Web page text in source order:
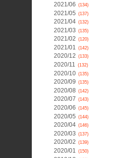
2021/06 (134)
2021/05 (137)
2021/04 (132)
2021/03 (135)
2021/02 (120)
2021/01 (142)
2020/12 (133)
2020/11 (132)
2020/10 (135)
2020/09 (135)
2020/08 (142)
2020/07 (143)
2020/06 (145)
2020/05 (144)
2020/04 (146)
2020/03 (137)
2020/02 (139)
2020/01 (150)